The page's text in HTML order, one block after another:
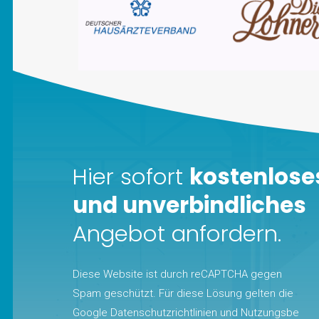
Hier sofort
und unverbindliches
Angebot anfordern.
Diese Website ist durch reCAPTCHA gegen
Spam geschützt. Für diese Lösung gelten die
Google Datenschutzrichtlinien und Nutzungsbe